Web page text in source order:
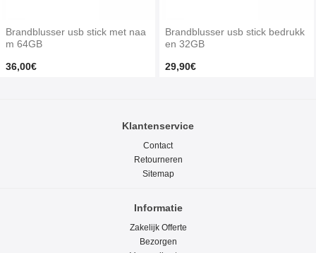
Brandblusser usb stick met naa
m 64GB
36,00€
Brandblusser usb stick bedrukk
en 32GB
29,90€
Klantenservice
Contact
Retourneren
Sitemap
Informatie
Zakelijk Offerte
Bezorgen